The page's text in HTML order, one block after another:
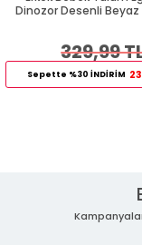
Dinozor Desenli
329,99
Sepette %30 İNDİRİM